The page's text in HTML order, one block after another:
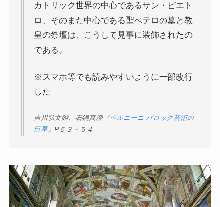
カトリック世界の中心であるサン・ピエト
ロ、そのまた中心である聖ぺテロの墓と教
皇の祭壇は、こうして見事に装飾されたの
である。
※スマホ等でも読みやすいように一部改行
した
吉川弘文館、石鍋真澄『ベルニーニ バロック芸術の
巨星』 P５３－５４